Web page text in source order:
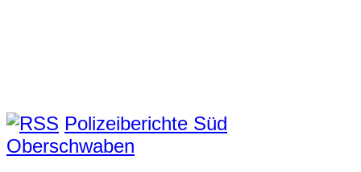
Polizeiberichte Süd
Oberschwaben